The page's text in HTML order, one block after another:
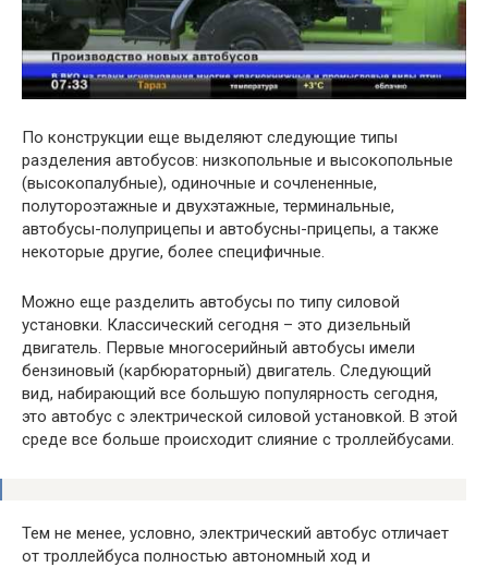
По конструкции еще выделяют следующие типы
разделения автобусов: низкопольные и высокопольные
(высокопалубные), одиночные и сочлененные,
полутороэтажные и двухэтажные, терминальные,
автобусы-полуприцепы и автобусны-прицепы, а также
некоторые другие, более специфичные.
Можно еще разделить автобусы по типу силовой
установки. Классический сегодня – это дизельный
двигатель. Первые многосерийный автобусы имели
бензиновый (карбюраторный) двигатель. Следующий
вид, набирающий все большую популярность сегодня,
это автобус с электрической силовой установкой. В этой
среде все больше происходит слияние с троллейбусами.
Тем не менее, условно, электрический автобус отличает
от троллейбуса полностью автономный ход и